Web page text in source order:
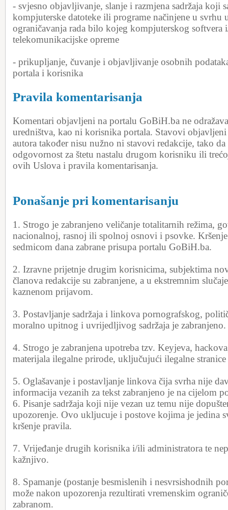
- svjesno objavljivanje, slanje i razmjena sadržaja koji
kompjuterske datoteke ili programe načinjene u svrhu
ograničavanja rada bilo kojeg kompjuterskog softvera
telekomunikacijske opreme
- prikupljanje, čuvanje i objavljivanje osobnih
portala i korisnika
Pravila komentarisanja
Komentari objavljeni na portalu GoBiH.ba ne
uredništva, kao ni korisnika portala. Stavovi
autora također nisu nužno ni stavovi redakcije, tako da
odgovornost za štetu nastalu drugom korisniku ili
ovih Uslova i pravila komentarisanja.
Ponašanje pri komentarisanju
1. Strogo je zabranjeno veličanje totalitarnih režima,
nacionalnoj, rasnoj ili spolnoj osnovi i psovke. Kršenje
sedmicom dana zabrane prisupa portalu GoBiH.ba.
2. Izravne prijetnje drugim korisnicima, subjektima
članova redakcije su zabranjene, a u ekstremnim
kaznenom prijavom.
3. Postavljanje sadržaja i linkova pornografskog,
moralno upitnog i uvrijedljivog sadržaja je zabranjeno.
4. Strogo je zabranjena upotreba tzv. Keyjeva,
materijala ilegalne prirode, uključujući ilegalne
5. Oglašavanje i postavljanje linkova čija svrha nije
informacija vezanih za tekst zabranjeno je na cijelom
6. Pisanje sadržaja koji nije vezan uz temu nije
upozorenje. Ovo ukljucuje i postove kojima je jedina
kršenje pravila.
7. Vrijeđanje drugih korisnika i/ili administratora te
kažnjivo.
8. Spamanje (postanje besmislenih i nesvrsishodnih
može nakon upozorenja rezultirati vremenskim
zabranom.